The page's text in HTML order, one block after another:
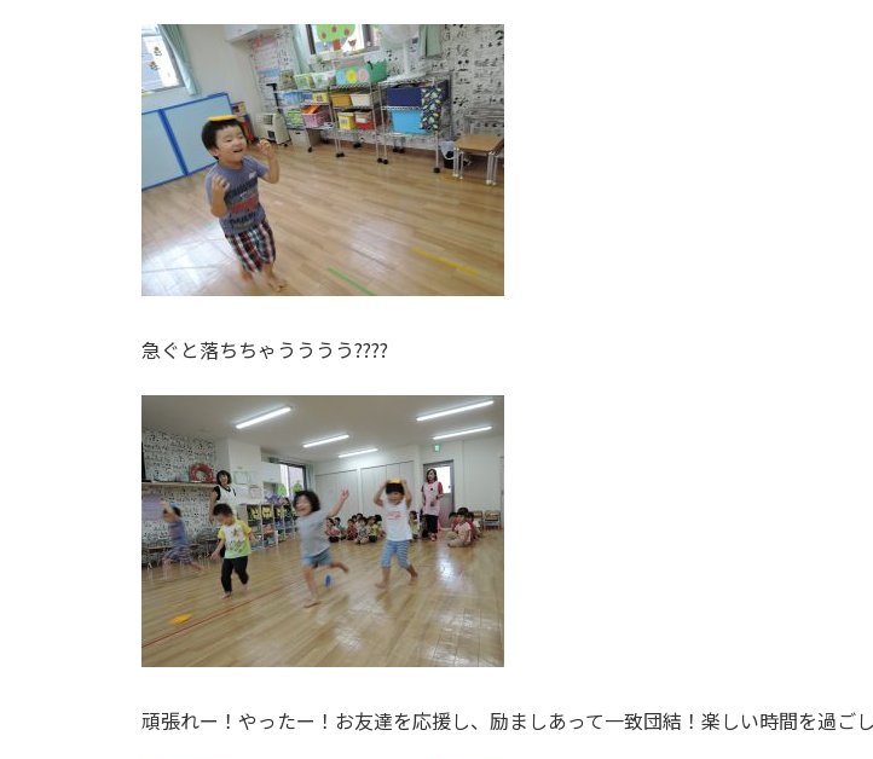
急ぐと落ちちゃうううう????
頑張れー！やったー！お友達を応援し、励ましあって一致団結！楽しい時間を過ごし